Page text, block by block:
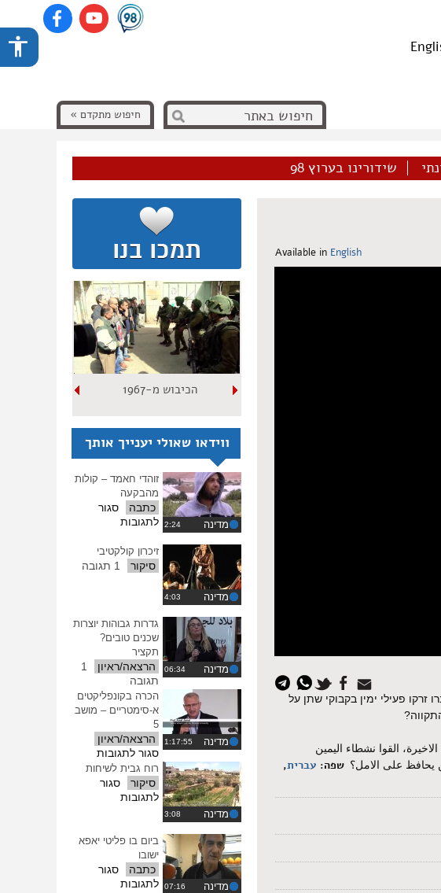
חיפוש מתקדם »
שידורינו בערוץ 98
Available in English
פעילי ימין בקבוקי שתן על
القوا نشطاء اليمين
يحافظ على الامل؟​ שפה: עברית,
הכיבוש מ-1967
ווידאו שאולי יענייך אותך
מדינה
זוהדי חאמד – קולות
מהבקעה
כתבה
סגור
לתגובותעל
חאמד
–
מדינה
זיכרון קולקטיבי
סיקור 1 תגובה
מדינה
גדרות גבוהות יוצרות
שכנים טובים?
תקציר
הרצאה/ראיון
1
תגובה
מדינה
הכרה בקונפליקטים
א-סימטריים – מושב
5
הרצאה/ראיון
סגור לתגובותעל
הכרה
5
מדינה
רוח גבית לשיחות
סיקור
סגור
לתגובותעל
לשיחות
מדינה
ביום בו פליטי יאפא
ישובו
כתבה
סגור
לתגובותעל